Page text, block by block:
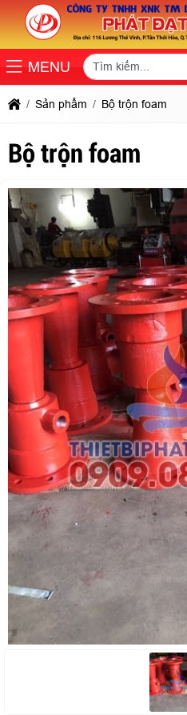
MENU
Sản phẩm Bộ trộn foam
Bộ trộn foam